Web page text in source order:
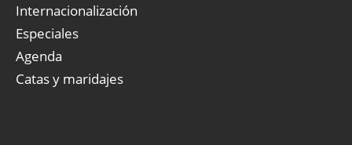
Internacionalización
Especiales
Agenda
Catas y maridajes